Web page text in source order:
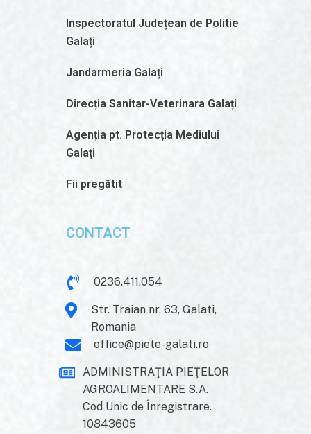
Inspectoratul Județean de Politie
Galați
Jandarmeria Galați
Direcția Sanitar-Veterinara Galați
Agenția pt. Protecția Mediului
Galați
Fii pregătit
CONTACT
0236.411.054
Str. Traian nr. 63, Galati,
Romania
office@piete-galati.ro
ADMINISTRAŢIA PIEŢELOR
AGROALIMENTARE S.A.
Cod Unic de Înregistrare.
10843605